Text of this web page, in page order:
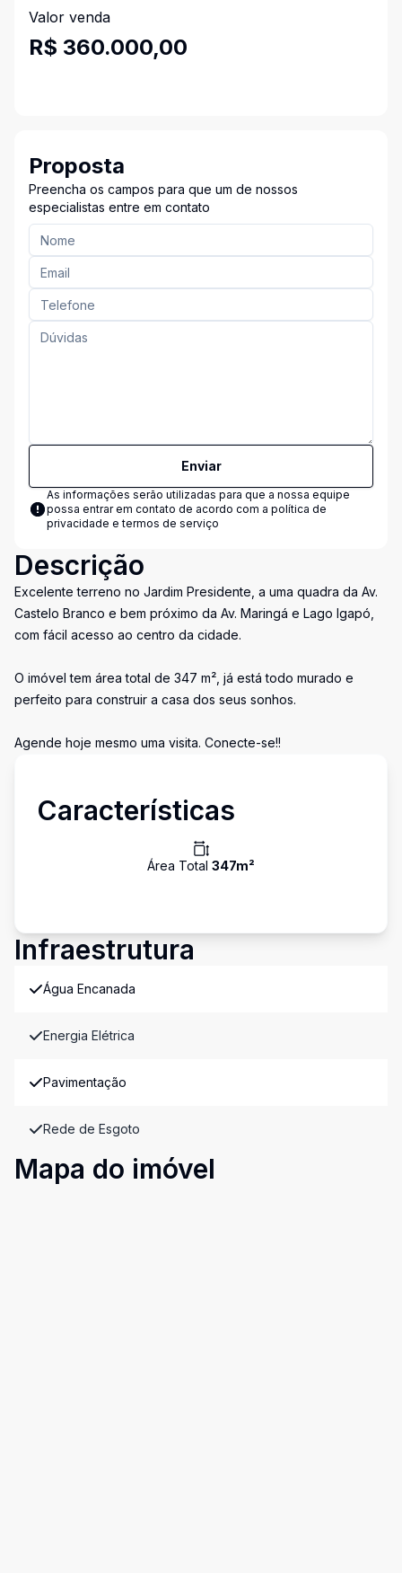
Valor venda
R$ 360.000,00
Proposta
Preencha os campos para que um de nossos
especialistas entre em contato
Enviar
As informações serão utilizadas para que a nossa equipe
possa entrar em contato de acordo com a política de
privacidade e termos de serviço
Descrição
Excelente terreno no Jardim Presidente, a uma quadra da Av.
Castelo Branco e bem próximo da Av. Maringá e Lago Igapó,
com fácil acesso ao centro da cidade.
O imóvel tem área total de 347 m², já está todo murado e
perfeito para construir a casa dos seus sonhos.
Agende hoje mesmo uma visita. Conecte-se!!
Características
Área Total 347m²
Infraestrutura
Água Encanada
Energia Elétrica
Pavimentação
Rede de Esgoto
Mapa do imóvel